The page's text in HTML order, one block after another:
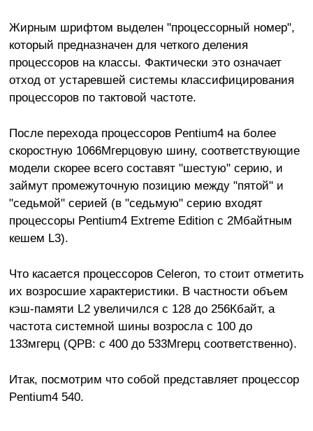
Жирным шрифтом выделен "процессорный номер",
который предназначен для четкого деления
процессоров на классы. Фактически это означает
отход от устаревшей системы классифицирования
процессоров по тактовой частоте.
После перехода процессоров Pentium4 на более
скоростную 1066Мгерцовую шину, соответствующие
модели скорее всего составят "шестую" серию, и
займут промежуточную позицию между "пятой" и
"седьмой" серией (в "седьмую" серию входят
процессоры Pentium4 Extreme Edition c 2Мбайтным
кешем L3).
Что касается процессоров Celeron, то стоит отметить
их возросшие характеристики. В частности объем
кэш-памяти L2 увеличился с 128 до 256Кбайт, а
частота системной шины возросла с 100 до
133мгерц (QPB: с 400 до 533Мгерц соответственно).
Итак, посмотрим что собой представляет процессор
Pentium4 540.